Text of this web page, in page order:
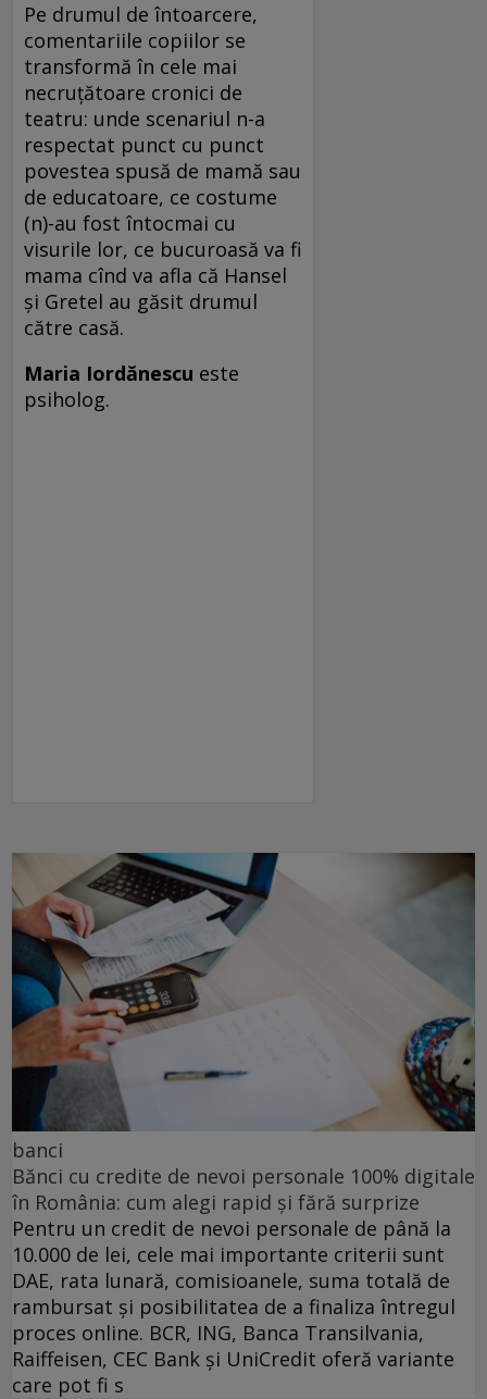
Pe drumul de întoarcere,
comentariile copiilor se
transformă în cele mai
necruţătoare cronici de
teatru: unde scenariul n-a
respectat punct cu punct
povestea spusă de mamă sau
de educatoare, ce costume
(n)-au fost întocmai cu
visurile lor, ce bucuroasă va fi
mama cînd va afla că Hansel
şi Gretel au găsit drumul
către casă.
Maria Iordănescu este
psiholog.
banci
Bănci cu credite de nevoi personale 100% digitale
în România: cum alegi rapid și fără surprize
Pentru un credit de nevoi personale de până la
10.000 de lei, cele mai importante criterii sunt
DAE, rata lunară, comisioanele, suma totală de
rambursat și posibilitatea de a finaliza întregul
proces online. BCR, ING, Banca Transilvania,
Raiffeisen, CEC Bank și UniCredit oferă variante
care pot fi s